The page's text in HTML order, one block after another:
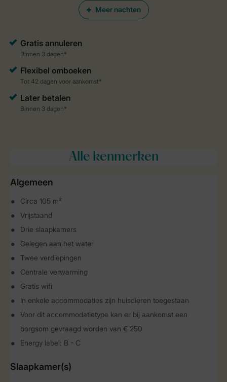
Meer nachten
Alle kenmerken
Algemeen
Circa 105 m²
Vrijstaand
Drie slaapkamers
Gelegen aan het water
Twee verdiepingen
Centrale verwarming
Gratis wifi
In enkele accommodaties zijn huisdieren toegestaan
Voor dit accommodatietype kan er bij aankomst een
borgsom gevraagd worden van € 250
Energy label: B - C
Slaapkamer(s)